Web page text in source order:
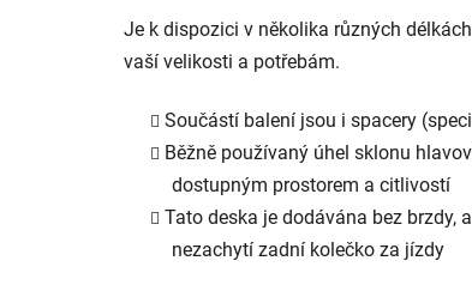
Je k dispozici v několika různých
vaší velikosti a potřebám.
Součástí balení jsou i spacery
Běžně používaný úhel sklonu
dostupným prostorem a citlivostí
Tato deska je dodávána bez brzdy,
nezachytí zadní kolečko za jízdy